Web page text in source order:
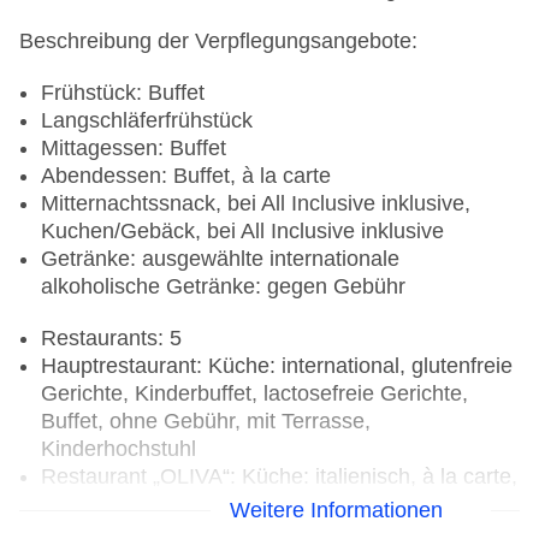
Beschreibung der Verpflegungsangebote:
Frühstück: Buffet
Langschläferfrühstück
Mittagessen: Buffet
Abendessen: Buffet, à la carte
Mitternachtssnack, bei All Inclusive inklusive,
Kuchen/Gebäck, bei All Inclusive inklusive
Getränke: ausgewählte internationale
alkoholische Getränke: gegen Gebühr
Restaurants: 5
Hauptrestaurant: Küche: international, glutenfreie
Gerichte, Kinderbuffet, lactosefreie Gerichte,
Buffet, ohne Gebühr, mit Terrasse,
Kinderhochstuhl
Restaurant „OLIVA“: Küche: italienisch, à la carte,
Barzahlung, pro Person ca. 10 EUR,
Weitere Informationen